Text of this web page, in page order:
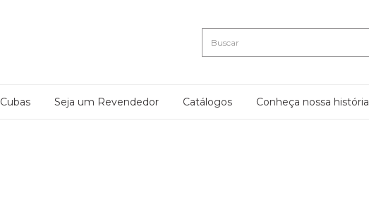
Cubas Seja um Revendedor Catálogos Conheça nossa história